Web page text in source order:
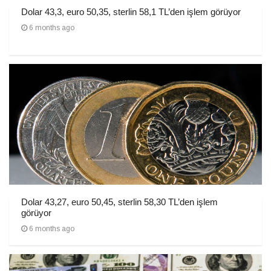
Dolar 43,3, euro 50,35, sterlin 58,1 TL’den işlem görüyor
6 months ago
Dolar 43,27, euro 50,45, sterlin 58,30 TL’den işlem
görüyor
6 months ago